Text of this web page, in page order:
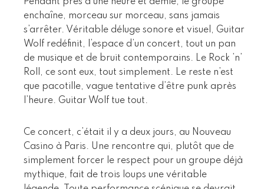
enchaîne, morceau sur morceau, sans jamais
s’arrêter. Véritable déluge sonore et visuel, Guitar
Wolf redéfinit, l’espace d’un concert, tout un pan
de musique et de bruit contemporains. Le Rock ’n’
Roll, ce sont eux, tout simplement. Le reste n’est
que pacotille, vague tentative d’être punk après
l’heure. Guitar Wolf tue tout.
Ce concert, c’était il y a deux jours, au Nouveau
Casino à Paris. Une rencontre qui, plutôt que de
simplement forcer le respect pour un groupe déjà
mythique, fait de trois loups une véritable